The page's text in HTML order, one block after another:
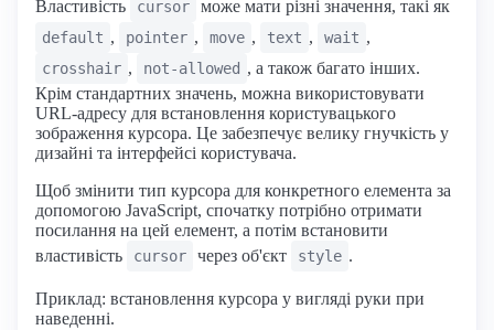
Властивість cursor може мати різні значення, такі як
default , pointer , move , text , wait ,
crosshair , not-allowed , а також багато інших.
Крім стандартних значень, можна використовувати
URL-адресу для встановлення користувацького
зображення курсора. Це забезпечує велику гнучкість у
дизайні та інтерфейсі користувача.
Щоб змінити тип курсора для конкретного елемента за
допомогою JavaScript, спочатку потрібно отримати
посилання на цей елемент, а потім встановити
властивість
cursor через об'єкт style .
Приклад: встановлення курсора у вигляді руки при
наведенні.